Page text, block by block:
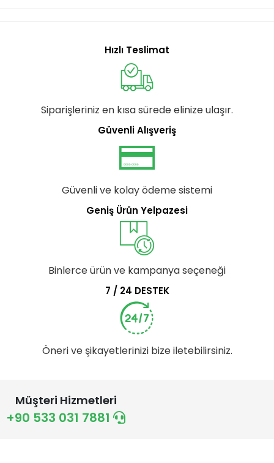
Hızlı Teslimat
Siparişleriniz en kısa sürede elinize ulaşır.
Güvenli Alışveriş
Güvenli ve kolay ödeme sistemi
Geniş Ürün Yelpazesi
Binlerce ürün ve kampanya seçeneği
7 / 24 DESTEK
Öneri ve şikayetlerinizi bize iletebilirsiniz.
Müşteri Hizmetleri
+90 533 031 7881